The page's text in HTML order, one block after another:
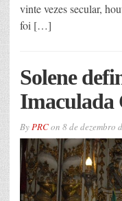
vinte vezes secular,
foi […]
Solene
Imaculada
ByPRCon 8 de dezembro